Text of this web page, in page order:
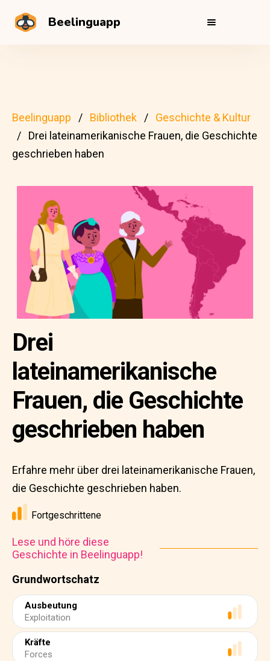
Beelinguapp
Beelinguapp Bibliothek
Geschichte & Kultur
Drei lateinamerikanische Frauen, die Geschichte
geschrieben haben
Grundwortschatz
Ausbeutung
Exploitation
Kräfte
Forces
Drei
lateinamerikanische
Frauen, die Geschichte
geschrieben haben
Erfahre mehr über drei lateinamerikanische Frauen,
die Geschichte geschrieben haben.
Fortgeschrittene
Lese und höre diese
Geschichte in Beelinguapp!